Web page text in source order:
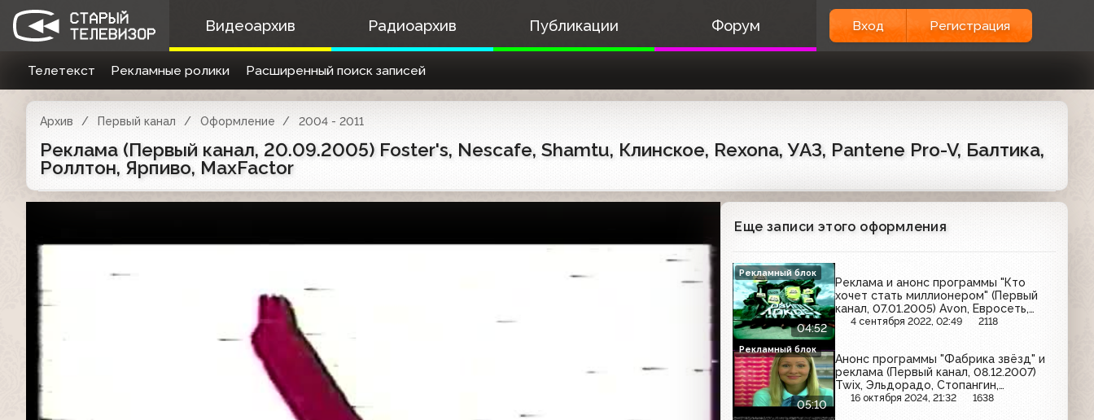
Видеоархив Радиоархив Публикации Форум Вход Регистрация
Телетекст Рекламные ролики Расширенный поиск записей
Архив Первый канал Оформление 2004 - 2011
Реклама (Первый канал, 20.09.2005) Foster's, Nescafe, Shamtu, Клинское, Rexona, УАЗ, Pantene Pro-V, Балтика,
Роллтон, Ярпиво, MaxFactor
Еще записи этого оформления
04:52
Реклама и анонс программы "Кто
хочет стать миллионером" (Первый
канал, 07.01.2005) Avon, Евросеть,
Ряба, Сокол, Hochland, Мириталь,
4 сентября 2022, 02:49 2118
Рекламный блок
05:10
Анонс программы "Фабрика звёзд" и
реклама (Первый канал, 08.12.2007)
Twix, Эльдорадо, Стопангин,
Mr.Proper, Нурофен, Л'Этуаль,
16 октября 2024, 21:32 1638
Рекламный блок